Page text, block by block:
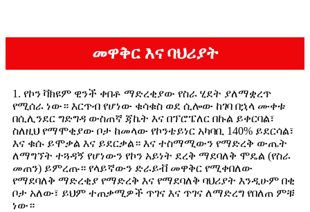
መዋቅር እና ባህሪያት
1. የኮን ቫክዩም ዊንች ቀበቶ ማድረቂያው የስራ ሂደት ያለማቋረጥ
የሚሰራ ነው። እርጥብ የሆነው ቁሳቁስ ወደ ሲሎው ከገባ በኋላ ሙቀቱ
በሲሊንደር ግድግዳ ውስጠኛ ጃኬት እና በፕሮፔለር በኩል ይቀርባል፣
ስለዚህ የማሞቂያው ቦታ ከመላው የኮንቴይነር አካባቢ 140% ይደርሳል፣
እና ቁሱ ይሞቃል እና ይደርቃል። እና ተስማሚውን የማድረቅ ውጤት
ለማግኘት ተጓዳኝ የሆነውን የኮን አይነት ደረቅ ማደባለቅ ሞዴል (የስራ
መጠን) ይምረጡ። የላይኛውን ድራይቭ መዋቅር የሚቀበለው
የማደባለቅ ማድረቂያ የማድረቅ እና የማደባለቅ ባህሪያት እንዲሁም በቂ
ቦታ አለው፣ ይህም ተጠቃሚዎች ጥገና እና ጥገና ለማድረግ የበለጠ ምቹ
ነው።